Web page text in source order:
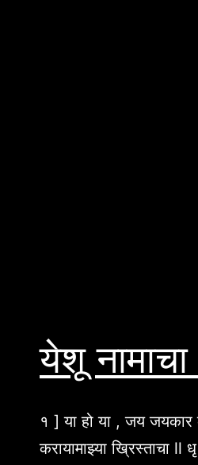
येशू
१ ] या हो या , जय जयकार
करायामाझ्या ख्रिस्ताचा ll